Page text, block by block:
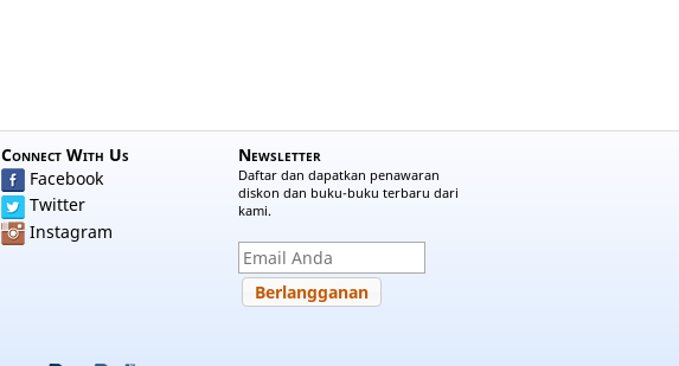
Connect With Us
Facebook
Twitter
Instagram
Newsletter
Daftar dan dapatkan penawaran
diskon dan buku-buku terbaru dari
kami.
Berlangganan